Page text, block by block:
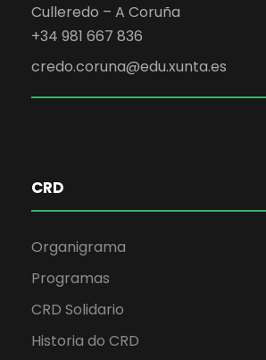
Culleredo – A Coruña
+34 981 667 836
credo.coruna@edu.xunta.es
CRD
Organigrama
Programas
CRD Solidario
Historia do CRD